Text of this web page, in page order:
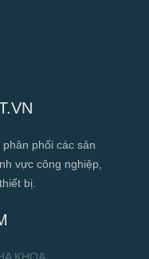
phối các sản
vực công nghiệp,
bị.
KHOA